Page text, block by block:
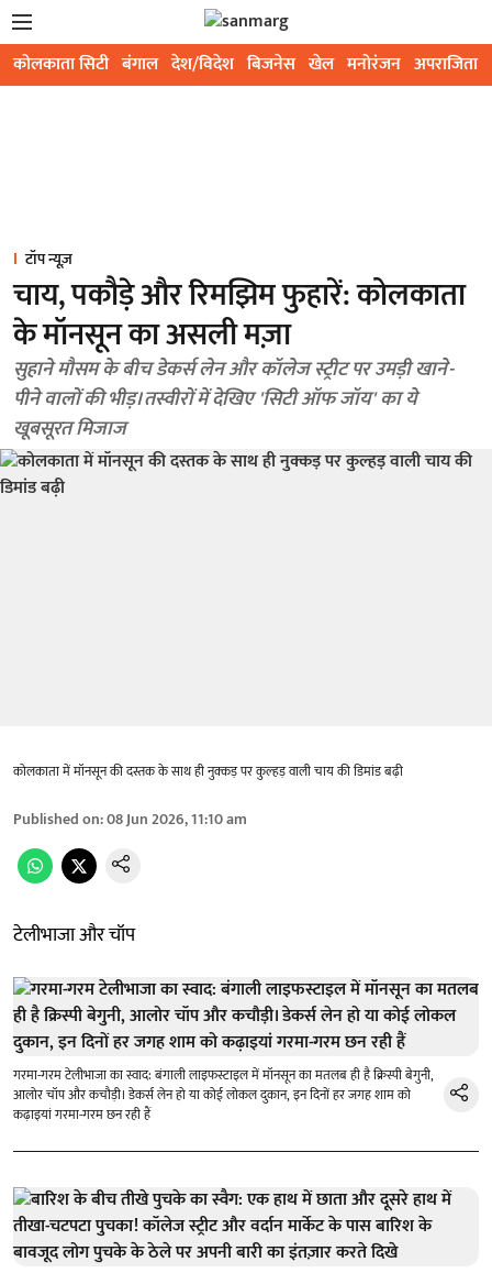
कोलकाता सिटी बंगाल देश/विदेश बिजनेस खेल मनोरंजन अपराजिता
टॉप न्यूज़
चाय, पकौड़े और रिमझिम फुहारें: कोलकाता
के मॉनसून का असली मज़ा
सुहाने मौसम के बीच डेकर्स लेन और कॉलेज स्ट्रीट पर उमड़ी खाने-
पीने वालों की भीड़। तस्वीरों में देखिए 'सिटी ऑफ जॉय' का ये
खूबसूरत मिजाज
कोलकाता में मॉनसून की दस्तक के साथ ही नुक्कड़ पर कुल्हड़ वाली चाय की डिमांड बढ़ी
Published on:08 Jun 2026, 11:10 am
टेलीभाजा और चॉप
गरमा-गरम टेलीभाजा का स्वाद: बंगाली लाइफस्टाइल में मॉनसून का मतलब ही है क्रिस्पी बेगुनी,
आलोर चॉप और कचौड़ी। डेकर्स लेन हो या कोई लोकल दुकान, इन दिनों हर जगह शाम को
कढ़ाइयां गरमा-गरम छन रही हैं